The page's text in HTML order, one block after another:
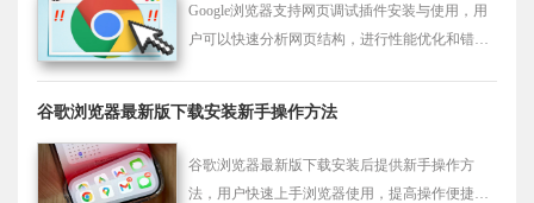
Google浏览器支持网页调试插件安装与使用，用
户可以快速分析网页结构，进行性能优化和错误
谷歌浏览器最新版下载安装新手操作方法
谷歌浏览器最新版下载安装后提供新手操作方
法，用户快速上手浏览器使用，提高操作便捷性